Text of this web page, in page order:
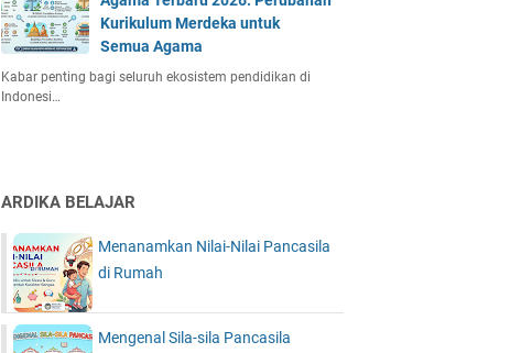
Kurikulum Merdeka untuk
Semua Agama
Kabar penting bagi seluruh ekosistem pendidikan di
Indonesi…
ARDIKA BELAJAR
Menanamkan Nilai-Nilai Pancasila
di Rumah
Mengenal Sila-sila Pancasila